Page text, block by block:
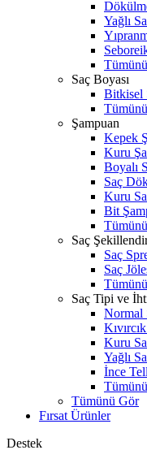
Yağlı
Saç Boyası
Bitkisel
Şampuan
Kepek
Kuru
Boyalı
Saç
Kuru
Bit
Saç
Saç
Saç
Saç Tipi ve
Normal
Kuru
Yağlı
İnce
Tümünü Gör
Fırsat Ürünler
Destek